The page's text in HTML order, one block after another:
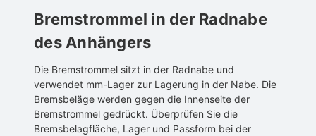
Bremstrommel in der Radnabe
des Anhängers
Die Bremstrommel sitzt in der Radnabe und
verwendet mm-Lager zur Lagerung in der Nabe. Die
Bremsbeläge werden gegen die Innenseite der
Bremstrommel gedrückt. Überprüfen Sie die
Bremsbelagfläche, Lager und Passform bei der